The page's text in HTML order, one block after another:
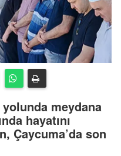
meydana
hayatını
Çaycuma’da son